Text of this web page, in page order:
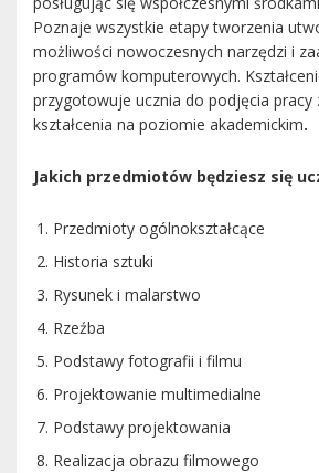
Poznaje wszystkie etapy tworzenia
możliwości nowoczesnych narzędzi i
programów komputerowych.
przygotowuje ucznia do podjęcia
kształcenia na poziomie akademickim.
Jakich przedmiotów będziesz się
Przedmioty ogólnokształcące
Historia sztuki
Rysunek i malarstwo
Rzeźba
Podstawy fotografii i filmu
Projektowanie multimedialne
Podstawy projektowania
Realizacja obrazu filmowego